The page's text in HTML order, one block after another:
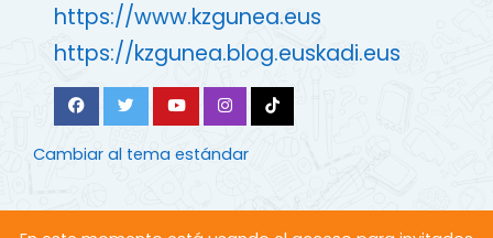
https://www.kzgunea.eus
https://kzgunea.blog.euskadi.eus
Cambiar al tema estándar